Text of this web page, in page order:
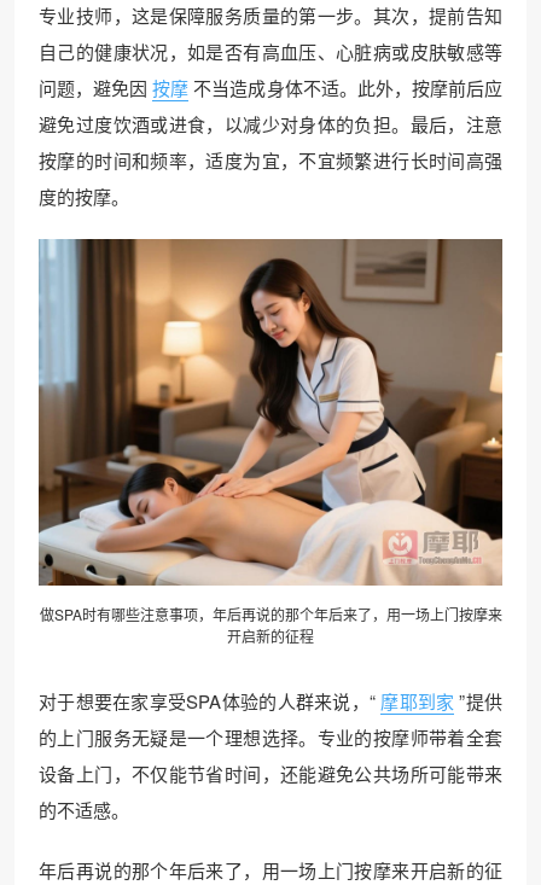
专业技师，这是保障服务质量的第一步。其次，提前告知
自己的健康状况，如是否有高血压、心脏病或皮肤敏感等
问题，避免因 按摩 不当造成身体不适。此外，按摩前后应
避免过度饮酒或进食，以减少对身体的负担。最后，注意
按摩的时间和频率，适度为宜，不宜频繁进行长时间高强
度的按摩。
做SPA时有哪些注意事项，年后再说的那个年后来了，用一场上门按摩来
开启新的征程
对于想要在家享受SPA体验的人群来说，“ 摩耶到家 ”提供
的上门服务无疑是一个理想选择。专业的按摩师带着全套
设备上门，不仅能节省时间，还能避免公共场所可能带来
的不适感。
年后再说的那个年后来了，用一场上门按摩来开启新的征